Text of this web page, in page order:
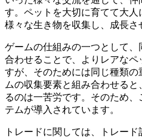
す。ペットを大切に育てて大人
様々な生き物を収集し、成長さ
ゲームの仕組みの一つとして
合わせることで、よりレアなペ
すが、そのためには同じ種類
ムの収集要素と組み合わせる
るのは一苦労です。そのため
テムが導入されています。
トレードに関しては、トレー